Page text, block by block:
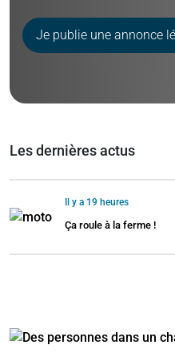
Je publie une annonce
Les dernières actus
Il y a 19 heures
Ça roule à la ferme !